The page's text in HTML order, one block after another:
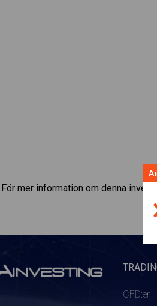
För mer information om denna
CFD:er